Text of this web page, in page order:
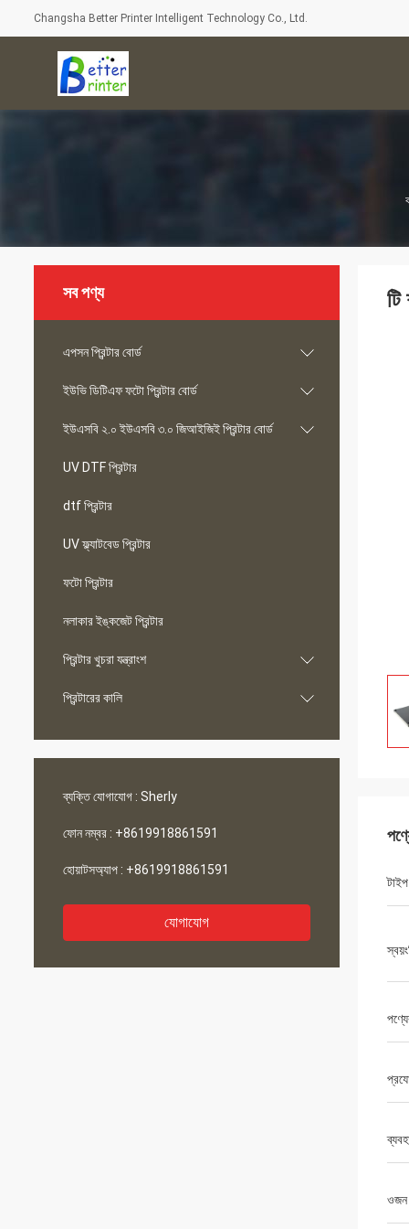
Changsha Better Printer Intelligent Technology Co., Ltd.
সব পণ্য
এপসন প্রিন্টার বোর্ড
ইউভি ডিটিএফ ফটো প্রিন্টার বোর্ড
ইউএসবি ২.০ ইউএসবি ৩.০ জিআইজিই প্রিন্টার বোর্ড
UV DTF প্রিন্টার
dtf প্রিন্টার
UV ফ্ল্যাটবেড প্রিন্টার
ফটো প্রিন্টার
নলাকার ইঙ্কজেট প্রিন্টার
প্রিন্টার খুচরা যন্ত্রাংশ
প্রিন্টারের কালি
ব্যক্তি যোগাযোগ : Sherly
ফোন নম্বর : +8619918861591
হোয়াটসঅ্যাপ : +8619918861591
যোগাযোগ
টি
টাইপ
ওজন